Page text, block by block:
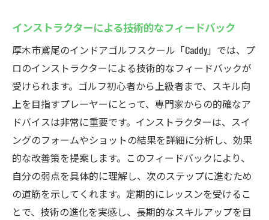
インストラクターによる技術的なフィードバック
厚木市鳶尾のインドアゴルフスクール「Caddy」では、プ
ロのインストラクターによる技術的なフィードバックが
受けられます。ゴルフ初心者から上級者まで、スキル向
上を目指すプレーヤーにとって、専門家からの的確なア
ドバイスは非常に重要です。インストラクターは、スイ
ングのフォームやショットの結果を詳細に分析し、効果
的な改善策を提案します。このフィードバックにより、
自分の弱点を具体的に理解し、次のステップに進むため
の道筋を示してくれます。定期的にレッスンを受けるこ
とで、技術の進化を実感し、長期的なスキルアップを目